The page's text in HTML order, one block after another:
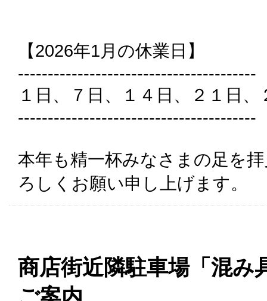
【2026年1月の休業日】
----------------------------------------
１日、７日、１４日、２１日、
----------------------------------------
本年も精一杯みなさまの足を
ろしくお願い申し上げます。
商店街近隣駐車場「混み